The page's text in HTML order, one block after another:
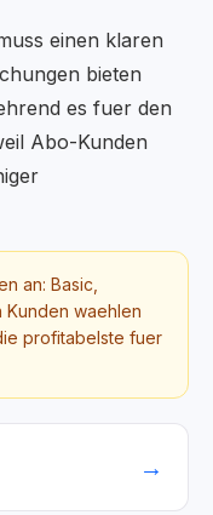
einen klaren
bieten
es fuer den
Abo-Kunden
an: Basic,
Kunden waehlen
profitabelste fuer
→